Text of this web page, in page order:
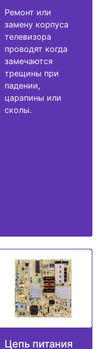
Ремонт или
замену корпуса
телевизора
проводят когда
замечаются
трещины при
падении,
царапины или
сколы.
Цепь питания